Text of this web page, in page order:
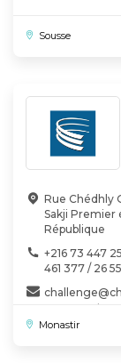
Sousse
Rue Chédhly
Sakji Premier
République
+216 73 447
461 377 / 26
company.tn
Monastir